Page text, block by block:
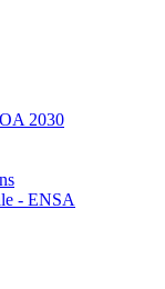
2030
- ENSA